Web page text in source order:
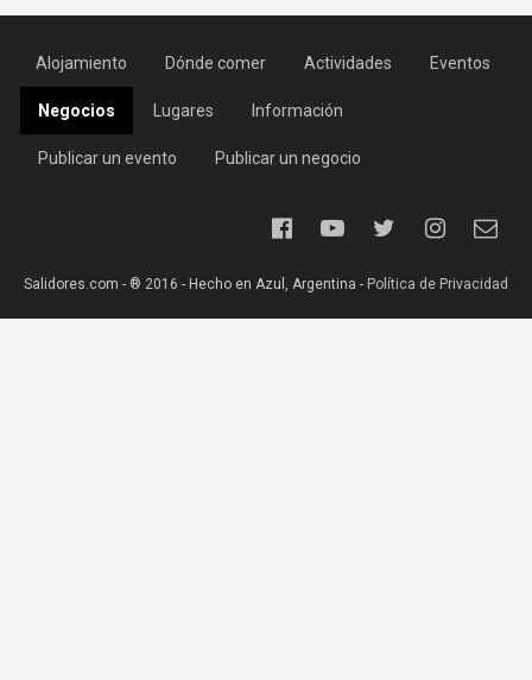
Alojamiento Dónde comer Actividades Eventos
Negocios Lugares Información
Publicar un evento Publicar un negocio
Salidores.com - ® 2016 - Hecho en Azul, Argentina - Política de Privacidad